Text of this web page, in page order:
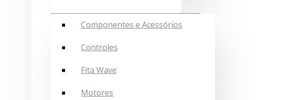
Componentes e Acessórios
Controles
Fita Wave
Motores